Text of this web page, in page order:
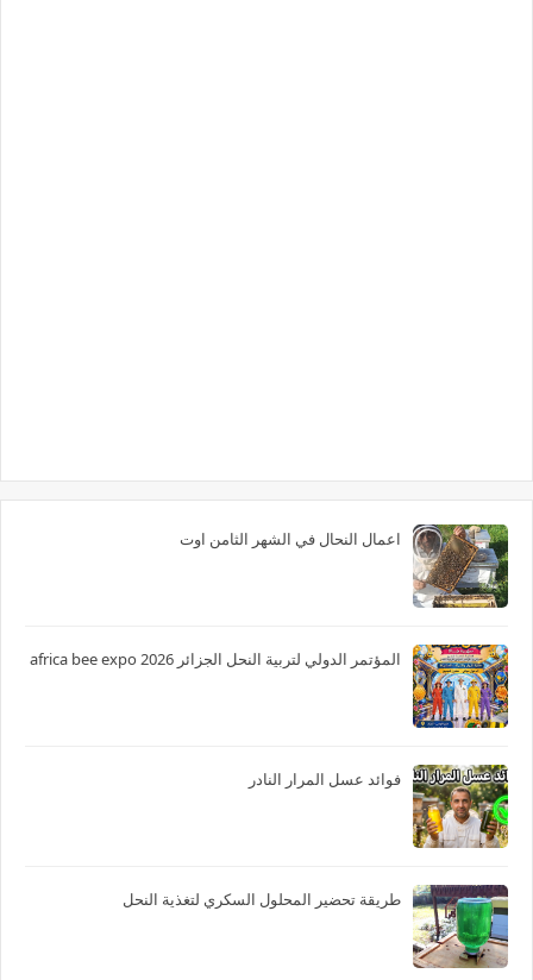
اعمال النحال في الشهر الثامن اوت
المؤتمر الدولي لتربية النحل الجزائر 2026 africa bee expo
فوائد عسل المرار النادر
طريقة تحضير المحلول السكري لتغذية النحل